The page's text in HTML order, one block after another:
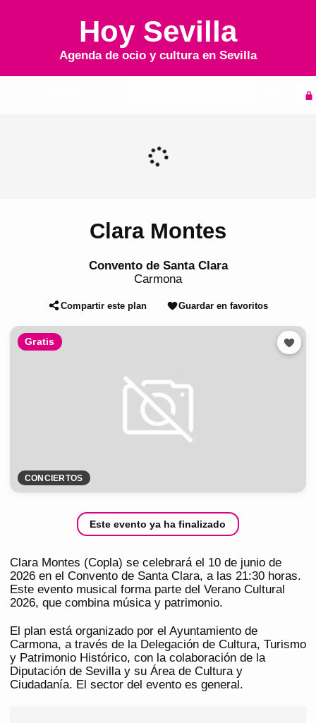
Hoy Sevilla
Agenda de ocio y cultura en Sevilla
Clara Montes
Convento de Santa Clara
Carmona
Compartir este plan Guardar en favoritos
Gratis
CONCIERTOS
Este evento ya ha finalizado
Clara Montes (Copla) se celebrará el 10 de junio de
2026 en el Convento de Santa Clara, a las 21:30 horas.
Este evento musical forma parte del Verano Cultural
2026, que combina música y patrimonio.
El plan está organizado por el Ayuntamiento de
Carmona, a través de la Delegación de Cultura, Turismo
y Patrimonio Histórico, con la colaboración de la
Diputación de Sevilla y su Área de Cultura y
Ciudadanía. El sector del evento es general.